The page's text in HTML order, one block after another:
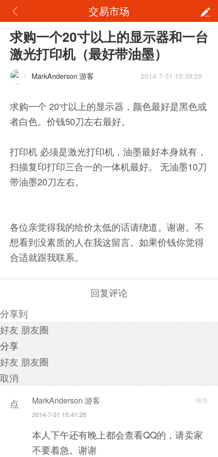
交易市场
求购一个20寸以上的显示器和一台
激光打印机（最好带油墨）
MarkAnderson 游客 2014-7-31 15:39:29
求购一个 20寸以上的显示器，颜色最好是黑色或
者白色。价钱50刀左右最好。
打印机 必须是激光打印机，油墨最好本身就有，
扫描复印打印三合一的一体机最好。 无油墨10刀
带油墨20刀左右。
各位亲觉得我的给价太低的话请绕道。谢谢。不
想看到没素质的人在我这留言。如果价钱你觉得
合适就跟我联系。
回复评论
分享到
好友 朋友圈
分享
好友 朋友圈
取消
点
推荐
MarkAnderson 游客
2014-7-31 15:41:25
本人下午还有晚上都会查看QQ的，请卖家
不要着急。谢谢